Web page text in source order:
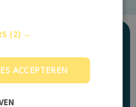
door het hele land
(2) →
ACCEPTEREN